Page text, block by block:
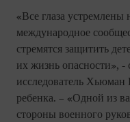
«Все глаза
международное
стремятся защитить
их жизнь опасности», -
исследователь Хьюман
ребенка. – «Одной из
стороны военного